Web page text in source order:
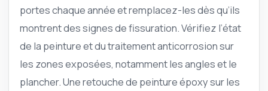
portes chaque année et remplacez-les dès qu’ils
montrent des signes de fissuration. Vérifiez l’état
de la peinture et du traitement anticorrosion sur
les zones exposées, notamment les angles et le
plancher. Une retouche de peinture époxy sur les